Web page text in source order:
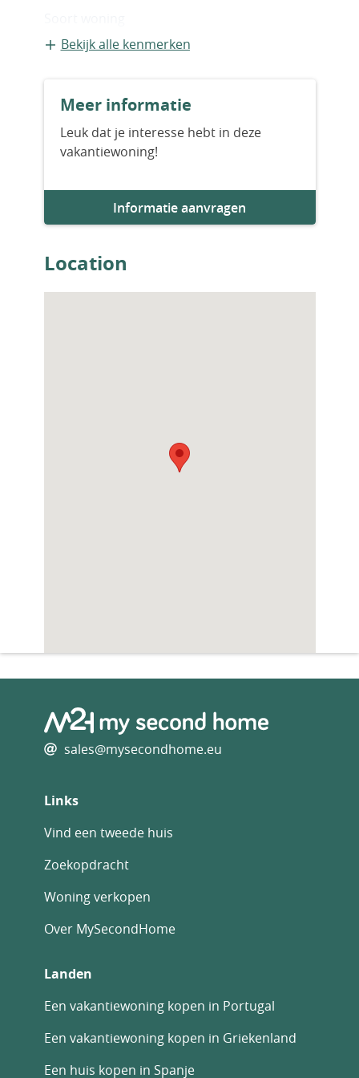
Vrijstaande recreatiewoning
Bestaande bouw
Bouwjaar
Bekijk alle kenmerken
Meer informatie
Leuk dat je interesse hebt in deze
vakantiewoning!
Informatie aanvragen
Location
sales@mysecondhome.eu
Links
Vind een tweede huis
Zoekopdracht
Woning verkopen
Over MySecondHome
Landen
Een vakantiewoning kopen in Portugal
Een vakantiewoning kopen in Griekenland
Een huis kopen in Spanje